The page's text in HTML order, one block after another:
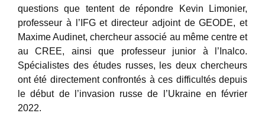
questions que tentent de répondre Kevin Limonier,
professeur à l’IFG et directeur adjoint de GEODE, et
Maxime Audinet, chercheur associé au même centre et
au CREE, ainsi que professeur junior à l’Inalco.
Spécialistes des études russes, les deux chercheurs
ont été directement confrontés à ces difficultés depuis
le début de l’invasion russe de l’Ukraine en février
2022.